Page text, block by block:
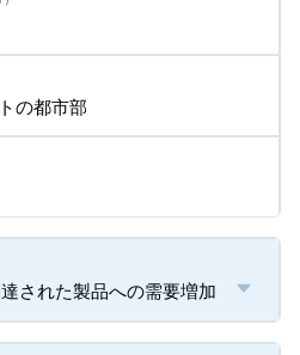
の都市部
された製品への需要増加